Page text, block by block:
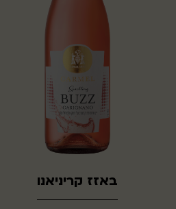
באזז קריניאנו